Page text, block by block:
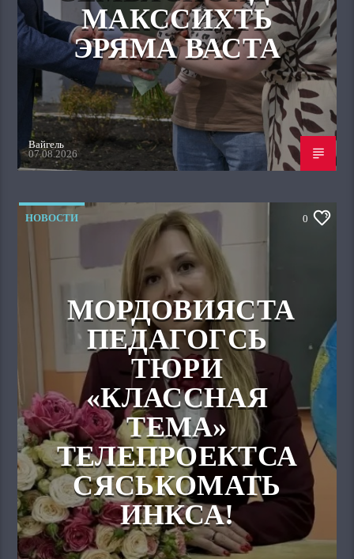
МАКССИХТЬ
ЭРЯМА ВАСТА
Вайгель
07.08.2026
НОВОСТИ 0
МОРДОВИЯСТА
ПЕДАГОГСЬ
ТЮРИ
«КЛАССНАЯ
ТЕМА»
ТЕЛЕПРОЕКТСА
СЯСЬКОМАТЬ
ИНКСА!